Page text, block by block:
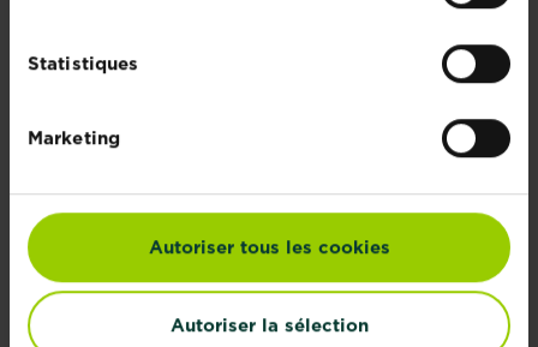
Statistiques
Marketing
Autoriser tous les cookies
Autoriser la sélection
Les saints de glace
Mamert, Pancrace et Servais… Depuis le Moyen Age...
En savoir plussur Les saints de glace